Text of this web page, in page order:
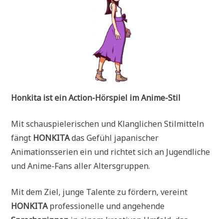
Honkita ist ein Action-Hörspiel im Anime-Stil
Mit schauspielerischen und Klanglichen Stilmitteln
fängt HONKITAdas Gefühl japanischer
Animationsserien ein und richtet sich an Jugendliche
und Anime-Fans aller Altersgruppen.
Mit dem Ziel, junge Talente zu fördern, vereint
HONKITAprofessionelle und angehende